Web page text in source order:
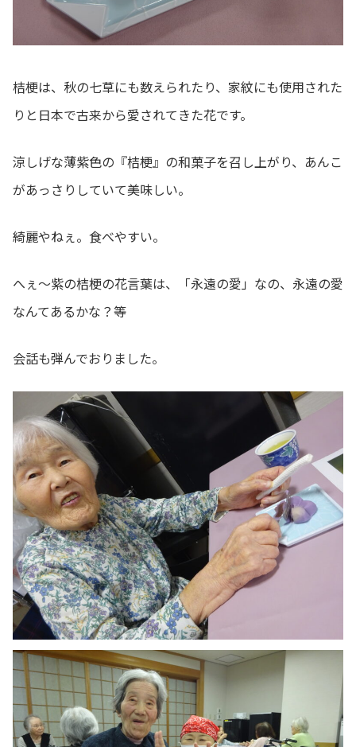
桔梗は、秋の七草にも数えられたり、家紋にも使用された
りと日本で古来から愛されてきた花です。
涼しげな薄紫色の『桔梗』の和菓子を召し上がり、あんこ
があっさりしていて美味しい。
綺麗やねぇ。食べやすい。
へぇ～紫の桔梗の花言葉は、「永遠の愛」なの、永遠の愛
なんてあるかな？等
会話も弾んでおりました。